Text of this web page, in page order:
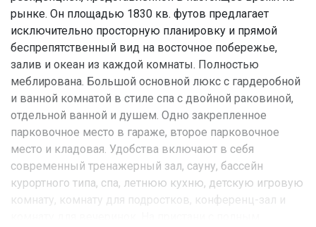
рынке. Он площадью 1830 кв. футов предлагает
исключительно просторную планировку и прямой
беспрепятственный вид на восточное побережье,
залив и океан из каждой комнаты. Полностью
меблирована. Большой основной люкс с гардеробной
и ванной комнатой в стиле спа с двойной раковиной,
отдельной ванной и душем. Одно закрепленное
парковочное место в гараже, второе парковочное
место и кладовая. Удобства включают в себя
современный тренажерный зал, сауну, бассейн
курортного типа, спа, летнюю кухню, детскую игровую
комнату, комнату для подростков, конференц-зал и